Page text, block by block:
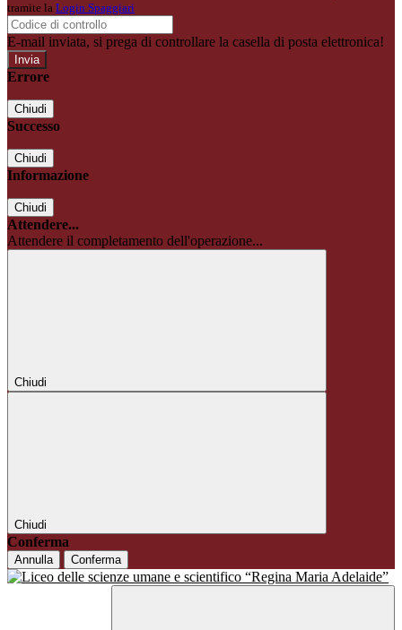
tramite la Login Spaggiari
E-mail inviata, si prega di controllare la casella di posta elettronica!
Errore
Chiudi
Successo
Chiudi
Informazione
Chiudi
Attendere...
Attendere il completamento dell'operazione...
Chiudi
Chiudi
Conferma
Annulla Conferma